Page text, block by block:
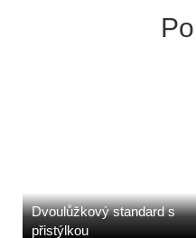
Dvoulůžkový standard s
přistýlkou